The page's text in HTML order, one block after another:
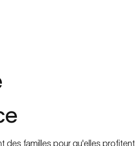
des familles pour qu'elles profitent